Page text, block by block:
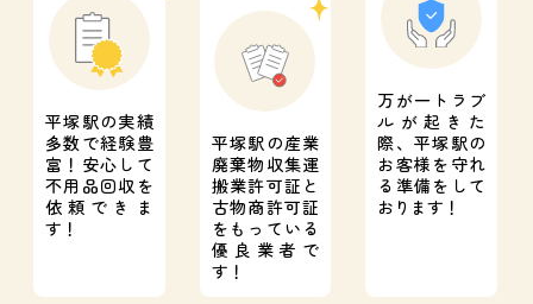
平塚駅の実績
多数で経験豊
富！ 安心して
不用品回収を
依頼できま
す！
平塚駅の産業
廃棄物収集運
搬業許可証と
古物商許可証
をもっている
優良業者で
す！
万が一トラブ
ルが起きた
際、平塚駅の
お客様を守れ
る準備をして
おります！